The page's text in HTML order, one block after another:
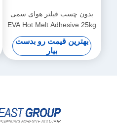
بدون چسب فیلتر هوای سمی
EVA Hot Melt Adhesive 25kg
سفید زرد
بهترین قیمت رو بدست
بیار